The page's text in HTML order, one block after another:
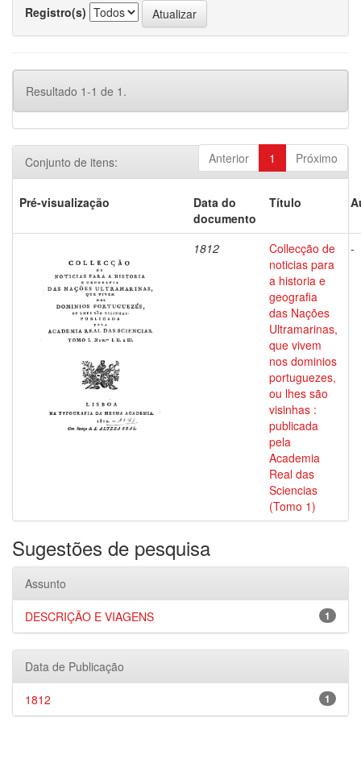
Registro(s)
Resultado 1-1 de 1.
Anterior 1 Próximo
Conjunto de itens:
Pré-visualização
Data do
documento
Título
1812
Collecção de
noticias para
a historia e
geografia
das Nações
Ultramarinas,
que vivem
nos dominios
portuguezes,
ou lhes são
visinhas :
publicada
pela
Academia
Real das
Sciencias
(Tomo 1)
-
Sugestões de pesquisa
Assunto
1
DESCRIÇÃO E VIAGENS
Data de Publicação
1
1812